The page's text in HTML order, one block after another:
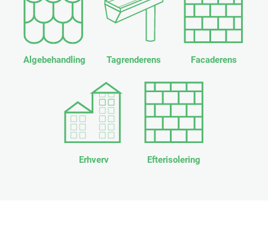
Algebehandling Tagrenderens Facaderens
Erhverv Efterisolering